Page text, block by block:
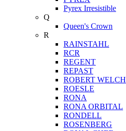
Pyrex Irresistible
Q
Queen's Crown
R
RAINSTAHL
RCR
REGENT
REPAST
ROBERT WELCH
ROESLE
RONA
RONA ORBITAL
RONDELL
ROSENBERG